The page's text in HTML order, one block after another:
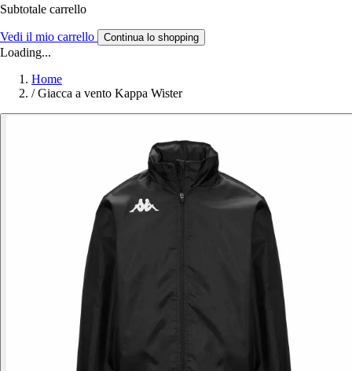
Subtotale carrello
Vedi il mio carrello Continua lo shopping
Loading...
Home
/ Giacca a vento Kappa Wister